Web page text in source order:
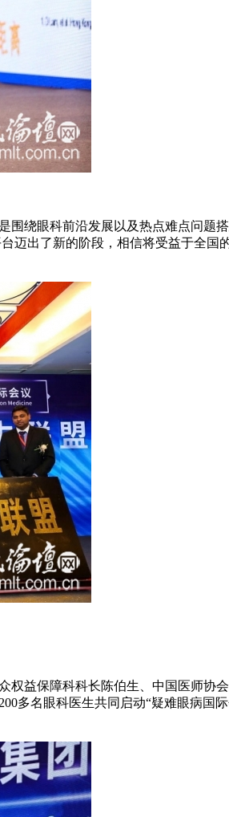
绕眼科前沿发展以及热点难点问题
迈出了新的阶段，相信将受益于全国
益保障科科长陈伯生、中国医师协
多名眼科医生共同启动“疑难眼病国